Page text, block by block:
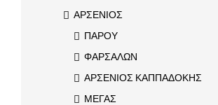
ΑΡΣΕΝΙΟΣ
ΠΑΡΟΥ
ΦΑΡΣΑΛΩΝ
ΑΡΣΕΝΙΟΣ ΚΑΠΠΑΔΟΚΗΣ
ΜΕΓΑΣ